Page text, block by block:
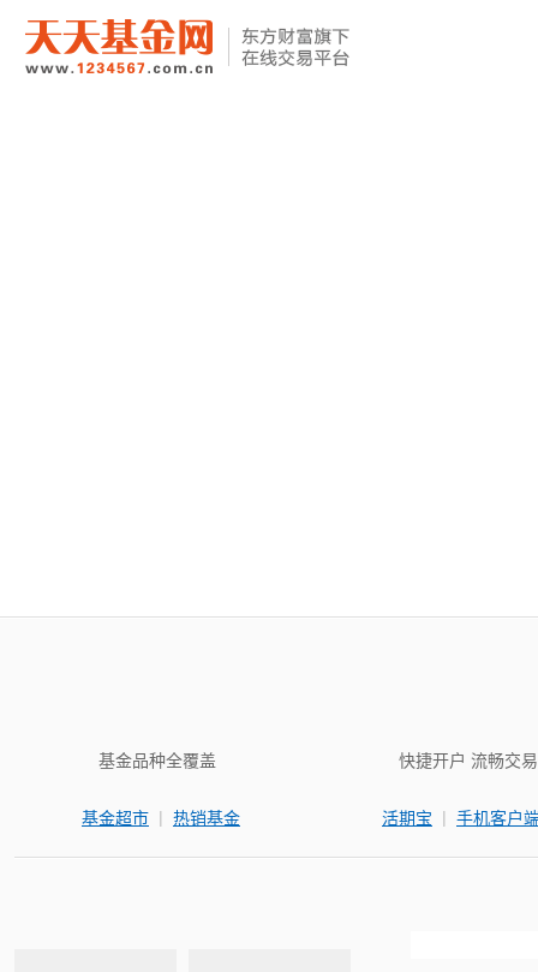
基金品种全覆盖
基金超市 | 热销基金
快捷开户 流畅交易
活期宝 | 手机客户